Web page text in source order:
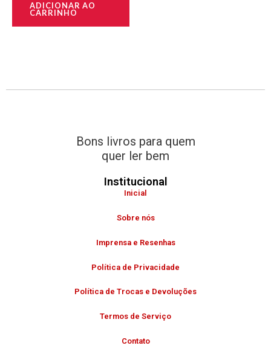
ADICIONAR AO
CARRINHO
Bons livros para quem
quer ler bem
Institucional
Inicial
Sobre nós
Imprensa e Resenhas
Política de Privacidade
Política de Trocas e Devoluções
Termos de Serviço
Contato